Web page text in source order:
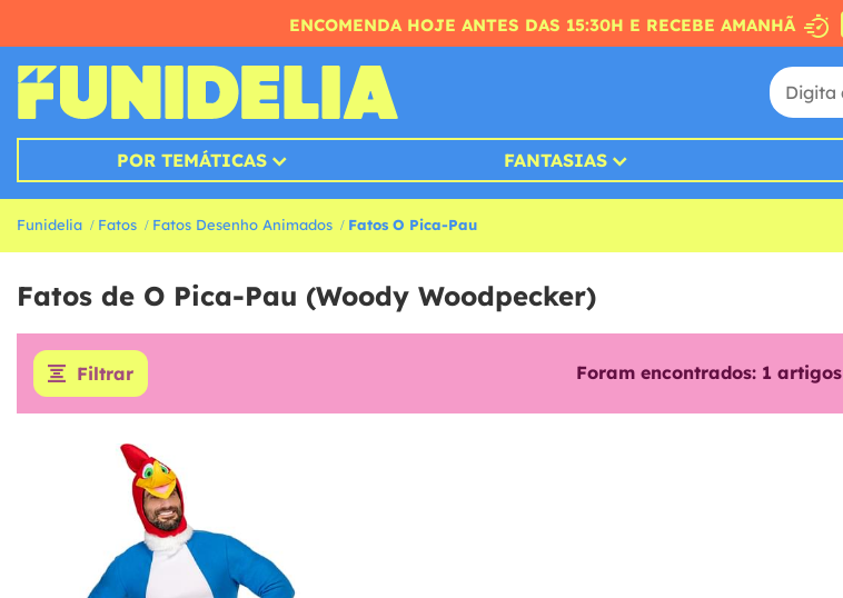
ENCOMENDA HOJE ANTES DAS 15:30H E RECEBE AMANHÃ
POR TEMÁTICAS FANTASIAS
Funidelia Fatos Fatos Desenho Animados Fatos O Pica-Pau
Fatos de O Pica-Pau (Woody Woodpecker)
Filtrar Foram encontrados: 1 artigos